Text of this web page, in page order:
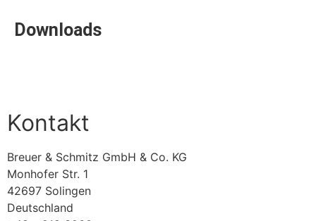
Downloads
Kontakt
Breuer & Schmitz GmbH & Co. KG​
Monhofer Str. 1
42697 Solingen
Deutschland